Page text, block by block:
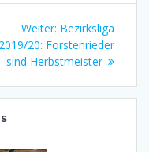
Weiter: Nächster
Beitrag:
Bezirksliga
2019/20: Forstenrieder
sind Herbstmeister